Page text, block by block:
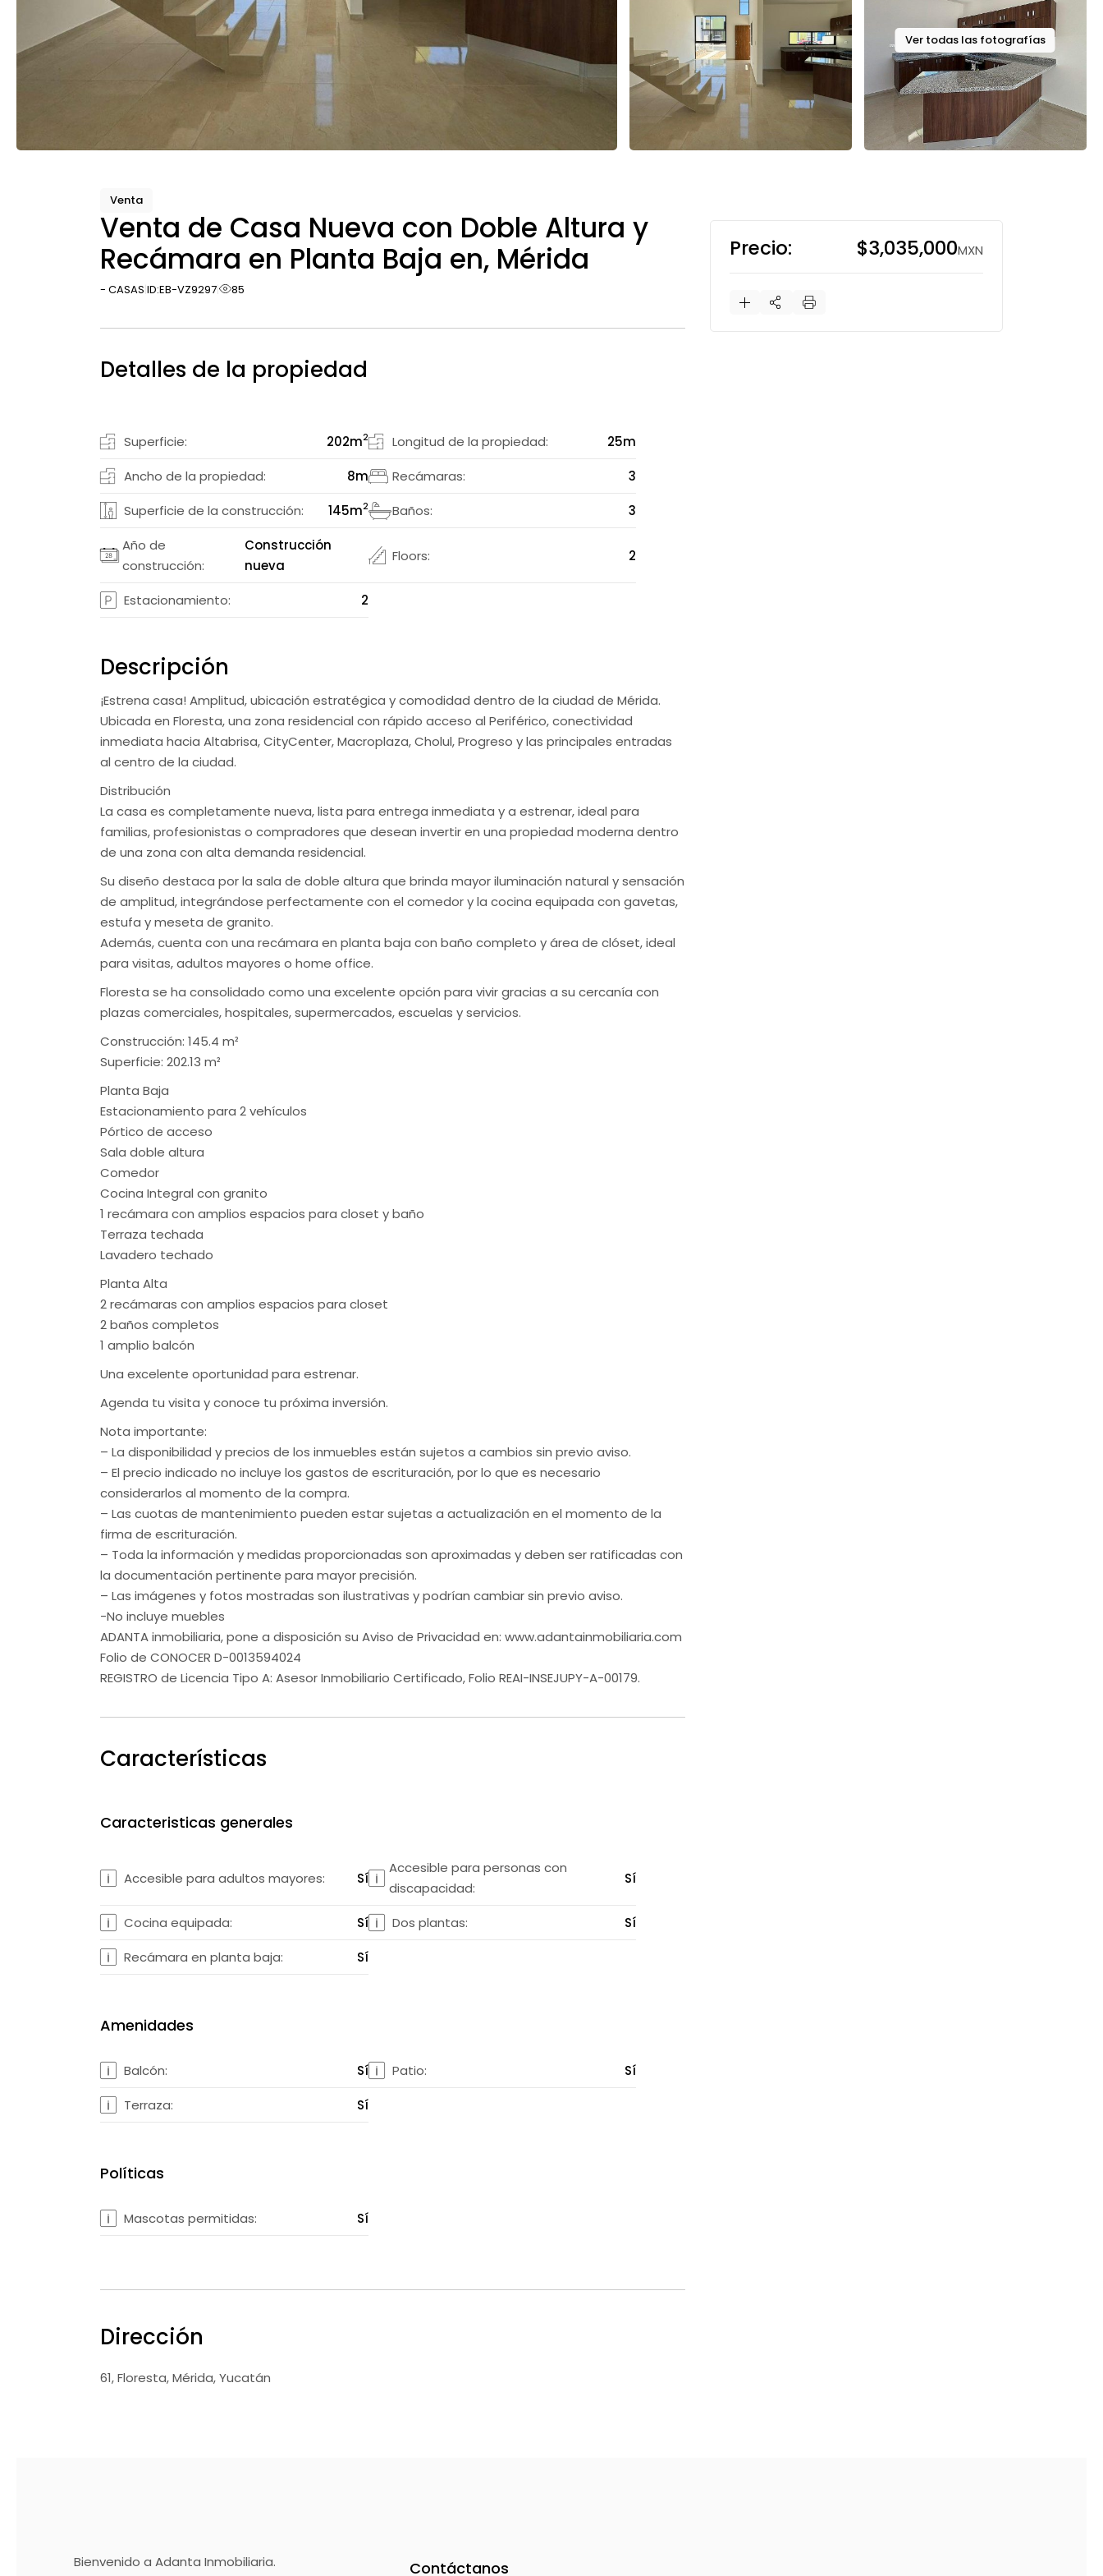
Ver todas las fotografías
Venta
Venta de Casa Nueva con Doble Altura y
Recámara en Planta Baja en, Mérida
- CASAS ID:EB-VZ9297 85
Detalles de la propiedad
Superficie: 202m2 Longitud de la propiedad:
25m
Ancho de la propiedad:
8m Recámaras:
3
Superficie de la construcción:
145m2 Baños:
3
Año de
construcción:
Construcción
nueva
Floors: 2
Estacionamiento: 2
Descripción
¡Estrena casa! Amplitud, ubicación estratégica y comodidad dentro de la ciudad de Mérida.
Ubicada en Floresta, una zona residencial con rápido acceso al Periférico, conectividad
inmediata hacia Altabrisa, CityCenter, Macroplaza, Cholul, Progreso y las principales entradas
al centro de la ciudad.
Distribución
La casa es completamente nueva, lista para entrega inmediata y a estrenar, ideal para
familias, profesionistas o compradores que desean invertir en una propiedad moderna dentro
de una zona con alta demanda residencial.
Su diseño destaca por la sala de doble altura que brinda mayor iluminación natural y sensación
de amplitud, integrándose perfectamente con el comedor y la cocina equipada con gavetas,
estufa y meseta de granito.
Además, cuenta con una recámara en planta baja con baño completo y área de clóset, ideal
para visitas, adultos mayores o home office.
Floresta se ha consolidado como una excelente opción para vivir gracias a su cercanía con
plazas comerciales, hospitales, supermercados, escuelas y servicios.
Construcción: 145.4 m²
Superficie: 202.13 m²
Planta Baja
Estacionamiento para 2 vehículos
Pórtico de acceso
Sala doble altura
Comedor
Cocina Integral con granito
1 recámara con amplios espacios para closet y baño
Terraza techada
Lavadero techado
Planta Alta
2 recámaras con amplios espacios para closet
2 baños completos
1 amplio balcón
Una excelente oportunidad para estrenar.
Agenda tu visita y conoce tu próxima inversión.
Nota importante:
– La disponibilidad y precios de los inmuebles están sujetos a cambios sin previo aviso.
– El precio indicado no incluye los gastos de escrituración, por lo que es necesario
considerarlos al momento de la compra.
– Las cuotas de mantenimiento pueden estar sujetas a actualización en el momento de la
firma de escrituración.
– Toda la información y medidas proporcionadas son aproximadas y deben ser ratificadas con
la documentación pertinente para mayor precisión.
– Las imágenes y fotos mostradas son ilustrativas y podrían cambiar sin previo aviso.
-No incluye muebles
ADANTA inmobiliaria, pone a disposición su Aviso de Privacidad en: www.adantainmobiliaria.com
Folio de CONOCER D-0013594024
REGISTRO de Licencia Tipo A: Asesor Inmobiliario Certificado, Folio REAI-INSEJUPY-A-00179.
Características
Caracteristicas generales
Accesible para adultos mayores: Sí
Accesible para personas con
discapacidad:
Sí
Cocina equipada: Sí Dos plantas:
Sí
Recámara en planta baja:
Sí
Amenidades
Balcón: Sí Patio:
Sí
Terraza:
Sí
Políticas
Mascotas permitidas: Sí
Dirección
61, Floresta, Mérida, Yucatán
Precio: $3,035,000MXN
Bienvenido a Adanta Inmobiliaria. Contáctanos